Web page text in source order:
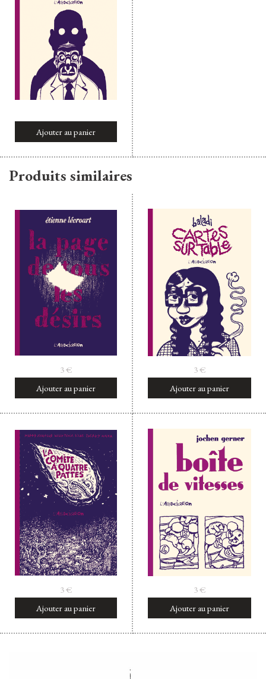
Ajouter au panier
Produits similaires
3€
Ajouter au panier
3€
Ajouter au panier
3€
Ajouter au panier
3€
Ajouter au panier